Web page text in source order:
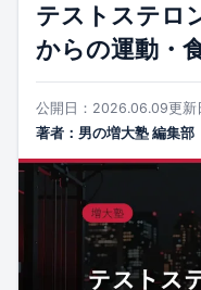
テストステロ
からの運動・
公開日：2026.06.09更新
著者：男の増大塾 編集部